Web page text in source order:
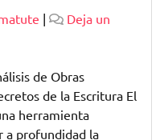
|
Deja un
de Obras
de la Escritura El
herramienta
a profundidad la